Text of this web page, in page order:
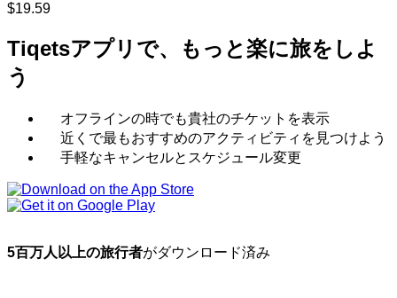
$19.59
Tiqetsアプリで、もっと楽に旅をしよ
う
オフラインの時でも貴社のチケットを表示
近くで最もおすすめのアクティビティを見つけよう
手軽なキャンセルとスケジュール変更
5百万人以上の旅行者がダウンロード済み